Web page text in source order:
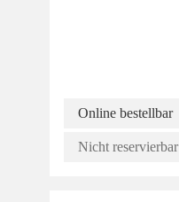
Online bestellbar
Nicht reservierbar